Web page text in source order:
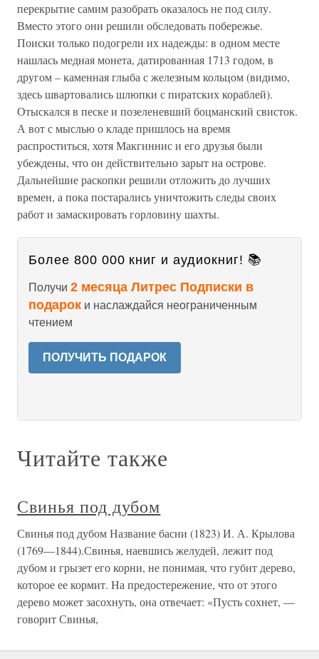
перекрытие самим разобрать оказалось не под силу.
Вместо этого они решили обследовать побережье.
Поиски только подогрели их надежды: в одном месте
нашлась медная монета, датированная 1713 годом, в
другом – каменная глыба с железным кольцом (видимо,
здесь швартовались шлюпки с пиратских кораблей).
Отыскался в песке и позеленевший боцманский свисток.
А вот с мыслью о кладе пришлось на время
распроститься, хотя Макгиннис и его друзья были
убеждены, что он действительно зарыт на острове.
Дальнейшие раскопки решили отложить до лучших
времен, а пока постарались уничтожить следы своих
работ и замаскировать горловину шахты.
Более 800 000 книг и аудиокниг! 📚
Получи 2 месяца Литрес Подписки в
подарок и наслаждайся неограниченным
чтением
ПОЛУЧИТЬ ПОДАРОК
Читайте также
Свинья под дубом
Свинья под дубом Название басни (1823) И. А. Крылова
(1769—1844).Свинья, наевшись желудей, лежит под
дубом и грызет его корни, не понимая, что губит дерево,
которое ее кормит. На предостережение, что от этого
дерево может засохнуть, она отвечает: «Пусть сохнет, —
говорит Свинья,